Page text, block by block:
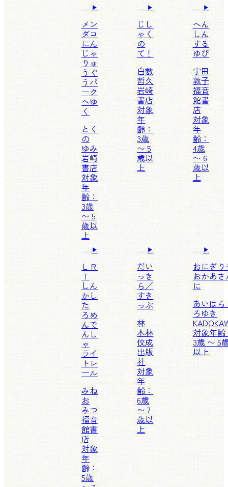
メン
ダコ
にん
じゃ
りゅ
うぐ
うパ
ーク
へゆ
く
とく
の
ゆみ
岩崎
書店
対象
年
齢：
3歳
〜 5
歳以
上
じし
ゃく
の
て！
白數
哲久
岩崎
書店
対象
年
齢：
3歳
〜 5
歳以
上
へん
しん
する
ゆび
宇田
敦子
福音
館書
店
対象
年
齢：
4歳
〜 6
歳以
上
ＬＲ
Ｔ
しん
かし
た
ろめ
んで
んし
ゃ
ライ
トレ
ール
みね
お
みつ
福音
館書
店
対象
年
齢：
5歳
だい
っき
ら／
すき
っぷ
林
木林
佼成
出版
社
対象
年
齢：
6歳
〜 7
歳以
上
おにぎり
おかあさ
に
あいはら
ろゆき
対象年齢
3歳 〜 5
以上